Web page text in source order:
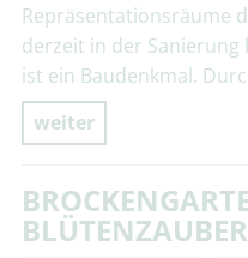
Repräsentationsräume
derzeit in der Sanierung
ist ein Baudenkmal.
weiter
BLÜTENZAUBER